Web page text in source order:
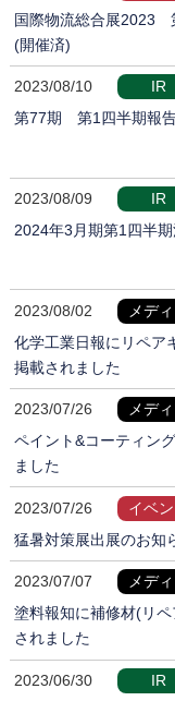
国際物流総合展2023
(開催済)
2023/08/10
IR
第77期 第1四半期報
2023/08/09
IR
2024年3月期第1四半
2023/08/02
メデ
化学工業日報にリペア
掲載されました
2023/07/26
メデ
ペイント&コーティン
ました
2023/07/26
イベン
猛暑対策展出展のお知
2023/07/07
メデ
塗料報知に補修材(リ
されました
2023/06/30
IR